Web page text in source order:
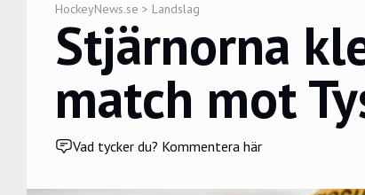
HockeyNews.se > Landslag
Stjärnorna
match mot
Vad tycker du? Kommentera här